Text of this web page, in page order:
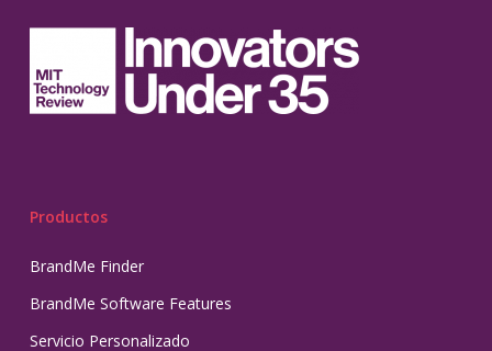
Productos
BrandMe Finder
BrandMe Software Features
Servicio Personalizado